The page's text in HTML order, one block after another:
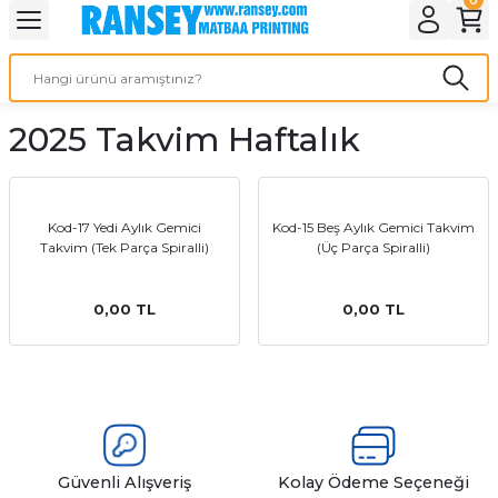
Geri Dön
Geri Dön
Geri Dön
Geri Dön
Ürünleri
Geri Dön
Geri Dön
Geri Dön
2025 Takvim Haftalık
Kod-17 Yedi Aylık Gemici
Takvim (Tek Parça Spiralli)
0,00 TL
Kod-15 Beş Aylık Gemici Takvim
(Üç Parça Spiralli)
0,00 TL
Güvenli Alışveriş Kolay Ödeme Seçeneği